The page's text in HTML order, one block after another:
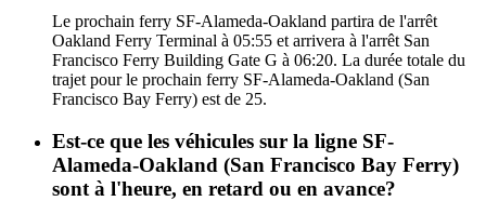
Le prochain ferry SF-Alameda-Oakland partira de l'arrêt
Oakland Ferry Terminal à 05:55 et arrivera à l'arrêt San
Francisco Ferry Building Gate G à 06:20. La durée totale du
trajet pour le prochain ferry SF-Alameda-Oakland (San
Francisco Bay Ferry) est de 25.
Est-ce que les véhicules sur la ligne SF-
Alameda-Oakland (San Francisco Bay Ferry)
sont à l'heure, en retard ou en avance?